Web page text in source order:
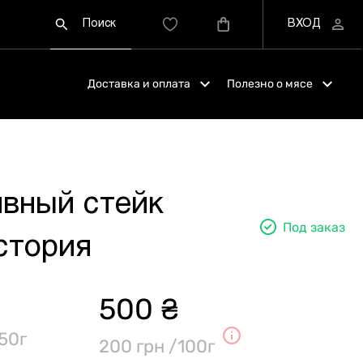
Доставка и оплата Полезно о мясе
стейк
Под заказ
500 ₴
200 грн /100г